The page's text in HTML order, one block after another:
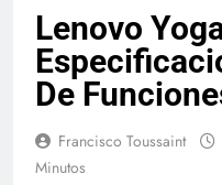
Lenovo
De
Francisco Toussaint
Minutos